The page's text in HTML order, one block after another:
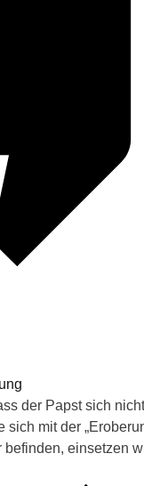
der Papst sich
mit der
befinden, einsetzen